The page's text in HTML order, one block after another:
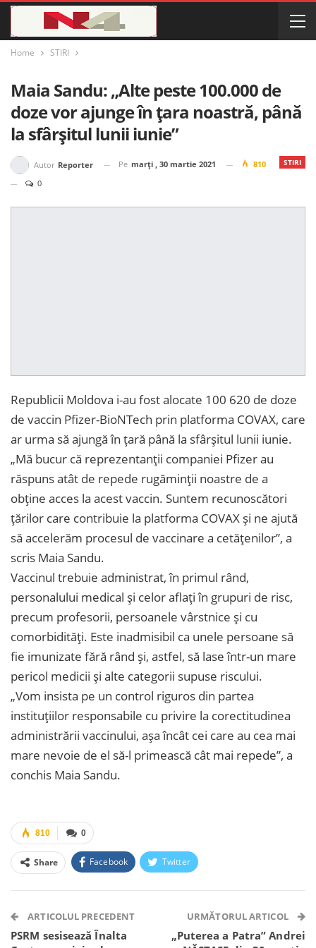
Home STIRI
Maia Sandu: „Alte peste 100.000 de
doze vor ajunge în țara noastră, până
la sfârșitul lunii iunie”
STIRI
Autor Reporter Pe marți , 30 martie 2021
810
0
Republicii Moldova i-au fost alocate 100 620 de doze
de vaccin Pfizer-BioNTech prin platforma COVAX, care
ar urma să ajungă în țară până la sfârșitul lunii iunie.
„Mă bucur că reprezentanții companiei Pfizer au
răspuns atât de repede rugăminții noastre de a
obține acces la acest vaccin. Suntem recunoscători
țărilor care contribuie la platforma COVAX și ne ajută
să accelerăm procesul de vaccinare a cetățenilor”, a
scris Maia Sandu.
Vaccinul trebuie administrat, în primul rând,
personalului medical și celor aflați în grupuri de risc,
precum profesorii, persoanele vârstnice și cu
comorbidități. Este inadmisibil ca unele persoane să
fie imunizate fără rând și, astfel, să lase într-un mare
pericol medicii și alte categorii supuse riscului.
„Vom insista pe un control riguros din partea
instituțiilor responsabile cu privire la corectitudinea
administrării vaccinului, așa încât cei care au cea mai
mare nevoie de el să-l primească cât mai repede”, a
conchis Maia Sandu.
0
810
Share Facebook Twitter
Telegram WhatsApp Viber
ARTICOLUL PRECEDENT
PSRM sesisează Înalta
URMĂTORUL ARTICOL
„Puterea a Patra” Andrei